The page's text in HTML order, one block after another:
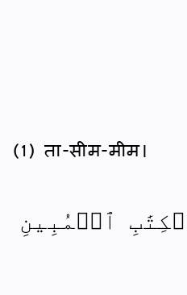
(1) ता-सीम-मीम।
ٱلۡمُبِينِ